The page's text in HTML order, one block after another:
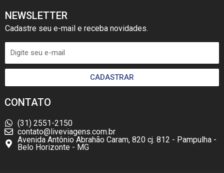
NEWSLETTER
Cadastre seu e-mail e receba novidades.
CADASTRAR
CONTATO
(31) 2551-2150
contato@liveviagens.com.br
Avenida Antônio Abrahão Caram, 820 cj. 812 - Pampulha -
Belo Horizonte - MG